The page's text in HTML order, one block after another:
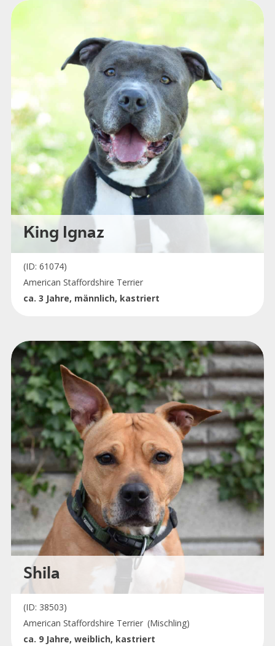
King Ignaz
(ID: 61074)
American Staffordshire Terrier
ca. 3 Jahre, männlich, kastriert
Shila
(ID: 38503)
American Staffordshire Terrier (Mischling)
ca. 9 Jahre, weiblich, kastriert